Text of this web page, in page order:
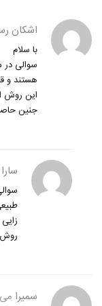
اشکان
با سلام
هستند و
این روش
جنین
سارا
روش
سمیرا